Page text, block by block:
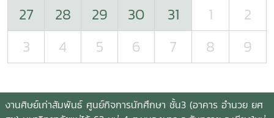
27
28 29 30 31 1
2
3
4 5 6 7 8 9
งานศิษย์เก่าสัมพันธ์ ศูนย์กิจการนักศึกษา ชั้น3 (อาคาร อำนวย ยศ